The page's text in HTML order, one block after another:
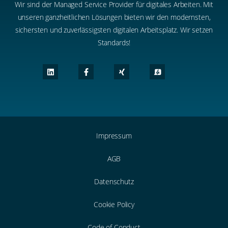
Wir sind der Managed Service Provider für digitales Arbeiten. Mit
unseren ganzheitlichen Lösungen bieten wir den modernsten,
sichersten und zuverlässigsten digitalen Arbeitsplatz. Wir setzen
Standards!
Impressum
AGB
Datenschutz
Cookie Policy